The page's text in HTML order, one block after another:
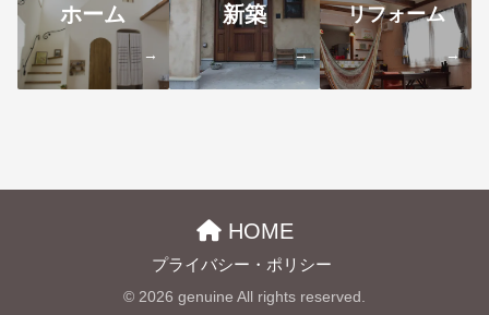
ホーム
→
新築
→
リフォーム
→
HOME
プライバシー・ポリシー
© 2026 genuine All rights reserved.